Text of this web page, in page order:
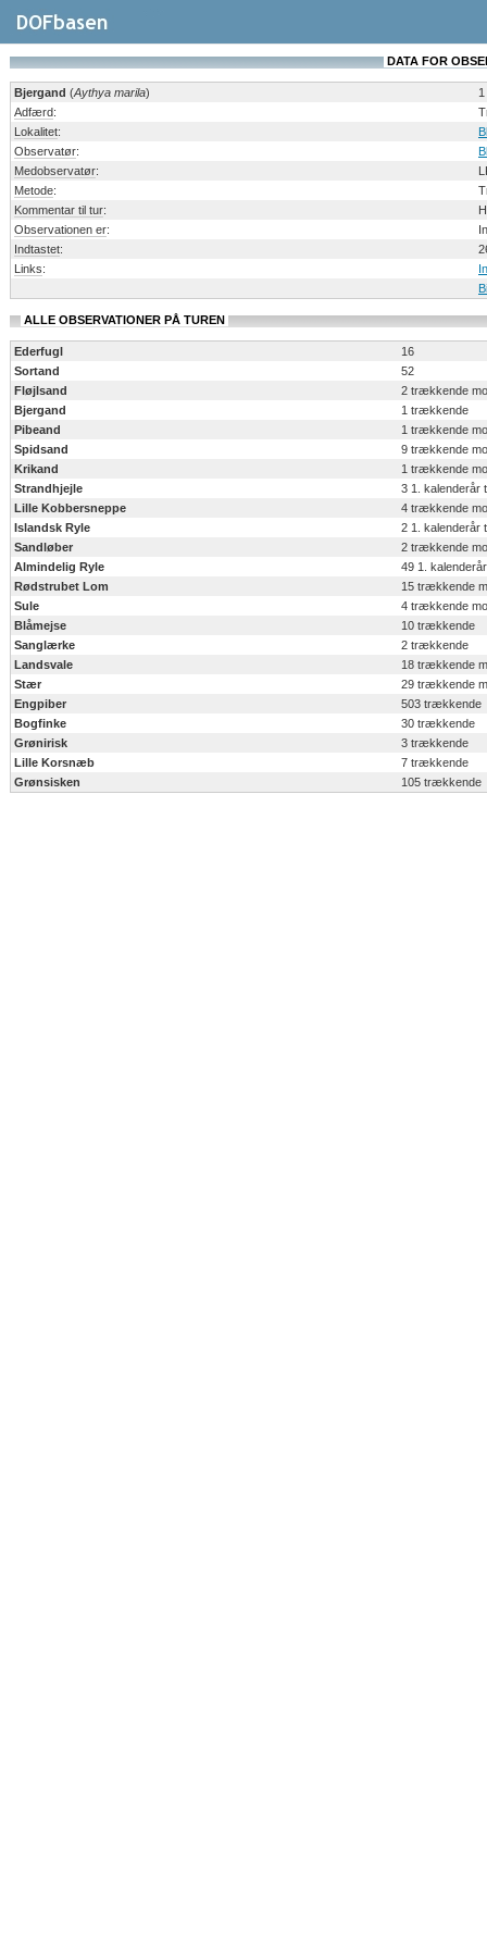
DATA FOR
Bjergand (Aythya marila)
1
Adfærd:
Lokalitet:
Observatør:
Medobservatør:
Metode:
Kommentar til tur:
Observationen er:
Indtastet:
Links:
ALLE OBSERVATIONER PÅ TUREN
Ederfugl
16
Sortand
52
Fløjlsand
2 trækkende
Bjergand
1 trækkende
Pibeand
1 trækkende
Spidsand
9 trækkende
Krikand
1 trækkende
Strandhjejle
3 1. kalenderår
Lille Kobbersneppe
4 trækkende
Islandsk Ryle
2 1. kalenderår
Sandløber
2 trækkende
Almindelig Ryle
49 1.
Rødstrubet Lom
15 trækkende
Sule
4 trækkende
Blåmejse
10 trækkende
Sanglærke
2 trækkende
Landsvale
18 trækkende
Stær
29 trækkende
Engpiber
503 trækkende
Bogfinke
30 trækkende
Grønirisk
3 trækkende
Lille Korsnæb
7 trækkende
Grønsisken
105 trækkende